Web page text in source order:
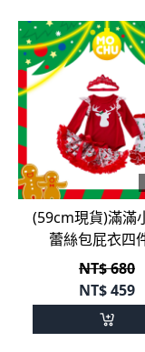
(59cm現貨)滿滿
蕾絲包屁衣四
NT$ 680
NT$459